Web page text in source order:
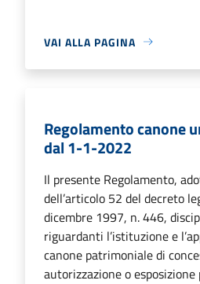
VAI ALLA PAGINA
Regolamento canone
dal 1-1-2022
Il presente Regolamento,
dell’articolo 52 del decreto
dicembre 1997, n. 446,
riguardanti l’istituzione e
canone patrimoniale di
autorizzazione o